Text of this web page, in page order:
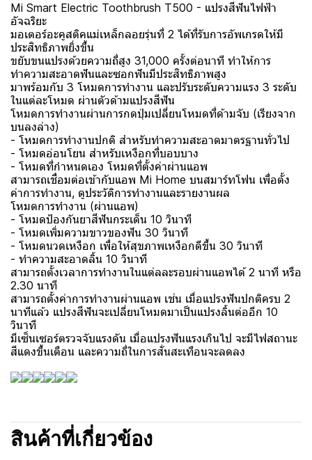
Mi Smart Electric Toothbrush T500 - แปรงสีฟันไฟฟ้า
อัจฉริยะ
มอเตอร์อะคูสติคแม่เหล็กลอยรุ่นที่ 2 ได้ที่รับการอัพเกรดให้มี
ประสิทธิภาพยิ่งขึ้น
ขยับขนแปรงด้วยความถี่สูง 31,000 ครั้งต่อนาที ทำให้การ
ทำความสะอาดฟันและซอกฟันมีประสิทธิภาพสูง
มาพร้อมกับ 3 โหมดการทำงาน และปรับระดับความแรง 3 ระดับ
ในแต่ละโหมด ผ่านตัวด้ามแปรงสีฟัน
โหมดการทำงานผ่านการกดปุ่มเปลี่ยนโหมดที่ด้ามจับ (เรียงจาก
บนลงล่าง)
- โหมดการทำงานปกติ สำหรับทำความสะอาดมาตรฐานทั่วไป
- โหมดอ่อนโยน สำหรับเหงือกที่บอบบาง
- โหมดที่กำหนดเอง โหมดที่ตั้งค่าผ่านแอพ
สามารถเชื่อมต่อเข้ากับแอพ Mi Home บนสมาร์ทโฟน เพื่อตั้ง
ค่าการทำงาน, ดูประวัติการทำงานและรายงานผล
โหมดการทำงาน (ผ่านแอพ)
- โหมดป้องกันยาสีฟันกระเด็น 10 วินาที
- โหมดเพิ่มความขาวของฟัน 30 วินาที
- โหมดนวดเหงือก เพื่อให้สุขภาพเหงือกดีขึ้น 30 วินาที
- ทำความสะอาดลิ้น 10 วินาที
สามารถตั้งเวลาการทำงานในแต่ลละรอบผ่านแอพได้ 2 นาที หรือ
2.30 นาที
สามารถตั้งค่าการทำงานผ่านแอพ เช่น เมื่อแปรงฟันปกติครบ 2
นาทีแล้ว แปรงสีฟันจะเปลี่ยนโหมดมาเป็นแปรงลิ้นต่ออีก 10
วินาที
มีเซ็นเซอร์ตรวจจับแรงดัน เมื่อแปรงฟันแรงเกินไป จะมีไฟสถานะ
สีแดงขึ้นเตือน และความถี่ในการสั่นสะเทือนจะลดลง
สินค้าที่เกี่ยวข้อง